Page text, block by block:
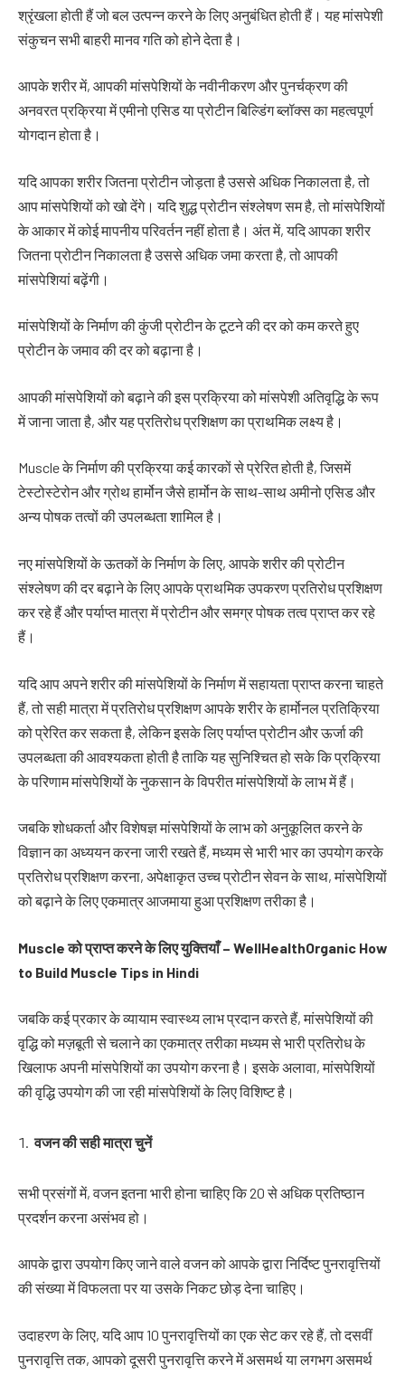
श्रृंखला होती हैं जो बल उत्पन्न करने के लिए अनुबंधित होती हैं। यह मांसपेशी
संकुचन सभी बाहरी मानव गति को होने देता है।
आपके शरीर में, आपकी मांसपेशियों के नवीनीकरण और पुनर्चक्रण की
अनवरत प्रक्रिया में एमीनो एसिड या प्रोटीन बिल्डिंग ब्लॉक्स का महत्वपूर्ण
योगदान होता है।
यदि आपका शरीर जितना प्रोटीन जोड़ता है उससे अधिक निकालता है, तो
आप मांसपेशियों को खो देंगे। यदि शुद्ध प्रोटीन संश्लेषण सम है, तो मांसपेशियों
के आकार में कोई मापनीय परिवर्तन नहीं होता है। अंत में, यदि आपका शरीर
जितना प्रोटीन निकालता है उससे अधिक जमा करता है, तो आपकी
मांसपेशियां बढ़ेंगी।
मांसपेशियों के निर्माण की कुंजी प्रोटीन के टूटने की दर को कम करते हुए
प्रोटीन के जमाव की दर को बढ़ाना है।
आपकी मांसपेशियों को बढ़ाने की इस प्रक्रिया को मांसपेशी अतिवृद्धि के रूप
में जाना जाता है, और यह प्रतिरोध प्रशिक्षण का प्राथमिक लक्ष्य है।
Muscle के निर्माण की प्रक्रिया कई कारकों से प्रेरित होती है, जिसमें
टेस्टोस्टेरोन और ग्रोथ हार्मोन जैसे हार्मोन के साथ-साथ अमीनो एसिड और
अन्य पोषक तत्वों की उपलब्धता शामिल है।
नए मांसपेशियों के ऊतकों के निर्माण के लिए, आपके शरीर की प्रोटीन
संश्लेषण की दर बढ़ाने के लिए आपके प्राथमिक उपकरण प्रतिरोध प्रशिक्षण
कर रहे हैं और पर्याप्त मात्रा में प्रोटीन और समग्र पोषक तत्व प्राप्त कर रहे
हैं।
यदि आप अपने शरीर की मांसपेशियों के निर्माण में सहायता प्राप्त करना चाहते
हैं, तो सही मात्रा में प्रतिरोध प्रशिक्षण आपके शरीर के हार्मोनल प्रतिक्रिया
को प्रेरित कर सकता है, लेकिन इसके लिए पर्याप्त प्रोटीन और ऊर्जा की
उपलब्धता की आवश्यकता होती है ताकि यह सुनिश्चित हो सके कि प्रक्रिया
के परिणाम मांसपेशियों के नुकसान के विपरीत मांसपेशियों के लाभ में हैं।
जबकि शोधकर्ता और विशेषज्ञ मांसपेशियों के लाभ को अनुकूलित करने के
विज्ञान का अध्ययन करना जारी रखते हैं, मध्यम से भारी भार का उपयोग करके
प्रतिरोध प्रशिक्षण करना, अपेक्षाकृत उच्च प्रोटीन सेवन के साथ, मांसपेशियों
को बढ़ाने के लिए एकमात्र आजमाया हुआ प्रशिक्षण तरीका है।
Muscleकोप्राप्तकरनेकेलिएयुक्तियाँ– WellHealthOrganic How
to Build Muscle Tips in Hindi
जबकि कई प्रकार के व्यायाम स्वास्थ्य लाभ प्रदान करते हैं, मांसपेशियों की
वृद्धि को मज़बूती से चलाने का एकमात्र तरीका मध्यम से भारी प्रतिरोध के
खिलाफ अपनी मांसपेशियों का उपयोग करना है। इसके अलावा, मांसपेशियों
की वृद्धि उपयोग की जा रही मांसपेशियों के लिए विशिष्ट है।
वजनकीसहीमात्राचुनें
सभी प्रसंगों में, वजन इतना भारी होना चाहिए कि 20 से अधिक प्रतिष्ठान
प्रदर्शन करना असंभव हो।
आपके द्वारा उपयोग किए जाने वाले वजन को आपके द्वारा निर्दिष्ट पुनरावृत्तियों
की संख्या में विफलता पर या उसके निकट छोड़ देना चाहिए।
उदाहरण के लिए, यदि आप 10 पुनरावृत्तियों का एक सेट कर रहे हैं, तो दसवीं
पुनरावृत्ति तक, आपको दूसरी पुनरावृत्ति करने में असमर्थ या लगभग असमर्थ